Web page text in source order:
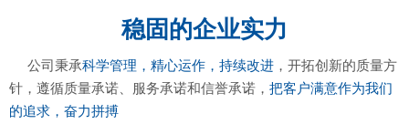
稳固的企业实力
公司秉承科学管理，精心运作，持续改进 ，开拓创新的质量方
针，遵循质量承诺、服务承诺和信誉承诺， 把客户满意作为我们
的追求，奋力拼搏